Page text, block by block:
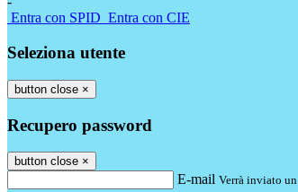
Entra con SPID Entra con CIE
Seleziona utente
button close ×
Recupero password
button close ×
E-mail Verrà inviato